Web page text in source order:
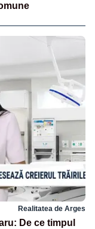
Realitatea de Arges
De ce timpul